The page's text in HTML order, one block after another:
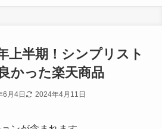
上半期！シンプリスト
かった楽天商品
6月4日 2024年4月11日